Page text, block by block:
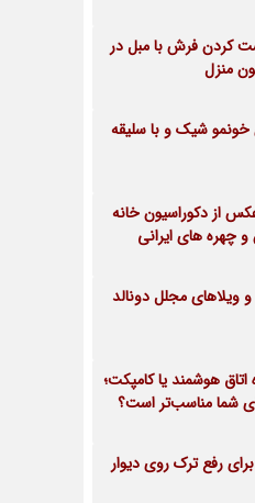
کردن فرش با مبل در
منزل
شیک و با سلیقه
عکس از دکوراسیون خانه
و چهره های ایرانی
ویلاهای مجلل دونالد
اتاق هوشمند یا کامپکت؛
شما مناسب‌تر است؟
رفع ترک روی دیوار